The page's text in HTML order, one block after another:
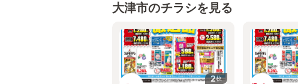
大津市のチラシを見る
2枚